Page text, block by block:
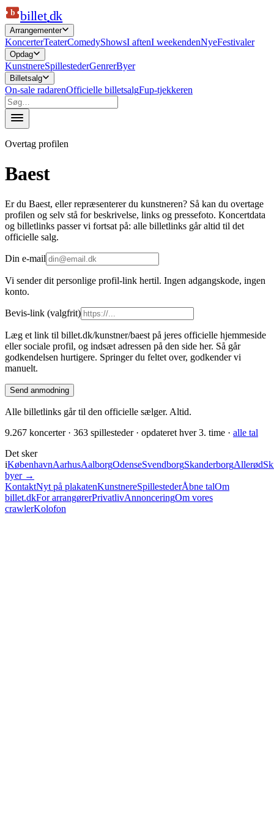
b billetdk
Arrangementer
KoncerterTeaterComedyShowsI aftenI weekendenNyeFestivaler
Opdag
KunstnereSpillestederGenrerByer
Billetsalg
On-sale radarenOfficielle billetsalgFup-tjekkeren
Overtag profilen
Baest
Er du Baest, eller repræsenterer du kunstneren? Så kan du overtage
profilen og selv stå for beskrivelse, links og pressefoto. Koncertdata
og billetlinks passer vi fortsat på: alle billetlinks går altid til det
officielle salg.
Din e-mail
Vi sender dit personlige profil-link hertil. Ingen adgangskode, ingen
konto.
Bevis-link (valgfrit)
Læg et link til billet.dk/kunstner/baest på jeres officielle hjemmeside
eller sociale profil, og indsæt adressen på den side her. Så går
godkendelsen hurtigere. Springer du feltet over, godkender vi
manuelt.
Send anmodning
Alle billetlinks går til den officielle sælger. Altid.
9.267 koncerter · 363 spillesteder · opdateret hver 3. time · alle tal
Det sker
iKøbenhavnAarhusAalborgOdenseSvendborgSkanderborgAllerød
byer →
KontaktNyt på plakatenKunstnereSpillestederÅbne talOm
billet.dkFor arrangørerPrivatlivAnnonceringOm vores
crawlerKolofon